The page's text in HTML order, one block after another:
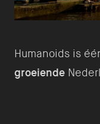
Humanoids is
groeiende